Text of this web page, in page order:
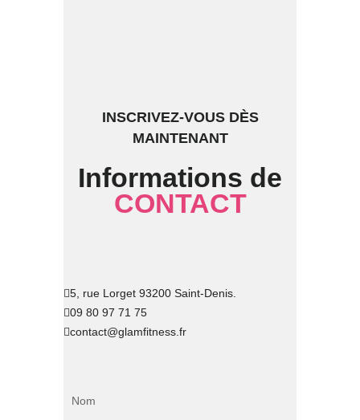
INSCRIVEZ-VOUS DÈS
MAINTENANT
Informations de
CONTACT
5, rue Lorget 93200 Saint-Denis.
09 80 97 71 75
contact@glamfitness.fr